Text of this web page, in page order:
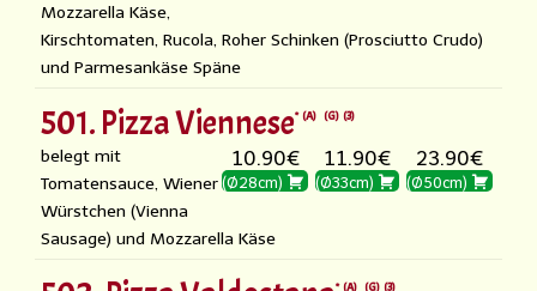
Mozzarella Käse,
Kirschtomaten, Rucola, Roher Schinken (Prosciutto Crudo)
und Parmesankäse Späne
501. Pizza Viennese A G 3
10.90€
(Ø28cm)
11.90€
(Ø33cm)
23.90€
(Ø50cm)
belegt mit
Tomatensauce, Wiener
Würstchen (Vienna
Sausage) und Mozzarella Käse
A G 3